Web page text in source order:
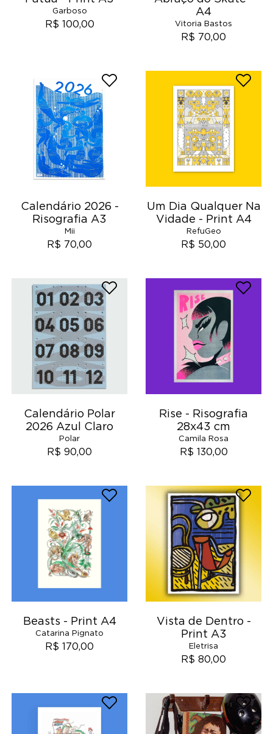
Garboso
R$ 100,00
A4
Vitoria Bastos
R$ 70,00
Calendário 2026 -
Risografia A3
Mii
R$ 70,00
Um Dia Qualquer Na
Vidade - Print A4
RefuGeo
R$ 50,00
Calendário Polar
2026 Azul Claro
Polar
R$ 90,00
Rise - Risografia
28x43 cm
Camila Rosa
R$ 130,00
Beasts - Print A4
Catarina Pignato
R$ 170,00
Vista de Dentro -
Print A3
Eletrisa
R$ 80,00